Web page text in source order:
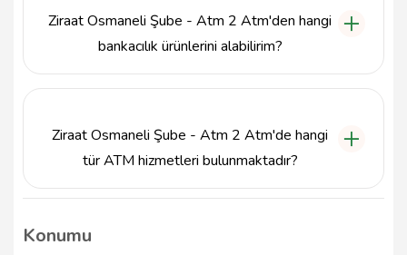
Ziraat Osmaneli Şube - Atm 2 Atm'den hangi
bankacılık ürünlerini alabilirim?
Ziraat Osmaneli Şube - Atm 2 Atm'de hangi
tür ATM hizmetleri bulunmaktadır?
Ziraat Osmaneli Şube - Atm 2 Atm'de nakit çekme,
gerçekleştirebileceğiniz iki adet ATM bulunmaktadır.
Konumu